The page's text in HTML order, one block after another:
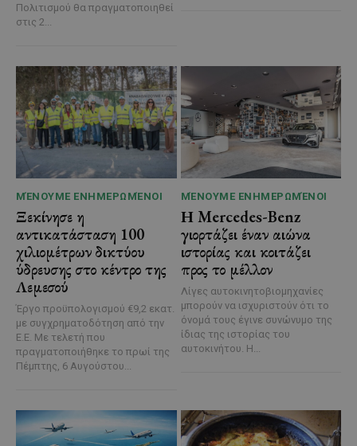
Πολιτισμού θα πραγματοποιηθεί
στις 2...
ΜΈΝΟΥΜΕ ΕΝΗΜΕΡΩΜΈΝΟΙ
Ξεκίνησε η
αντικατάσταση 100
χιλιομέτρων δικτύου
ύδρευσης στο κέντρο της
Λεμεσού
Έργο προϋπολογισμού €9,2 εκατ.
με συγχρηματοδότηση από την
Ε.Ε. Με τελετή που
πραγματοποιήθηκε το πρωί της
Πέμπτης, 6 Αυγούστου...
ΜΈΝΟΥΜΕ ΕΝΗΜΕΡΩΜΈΝΟΙ
Η Mercedes-Benz
γιορτάζει έναν αιώνα
ιστορίας και κοιτάζει
προς το μέλλον
Λίγες αυτοκινητοβιομηχανίες
μπορούν να ισχυριστούν ότι το
όνομά τους έγινε συνώνυμο της
ίδιας της ιστορίας του
αυτοκινήτου. Η...